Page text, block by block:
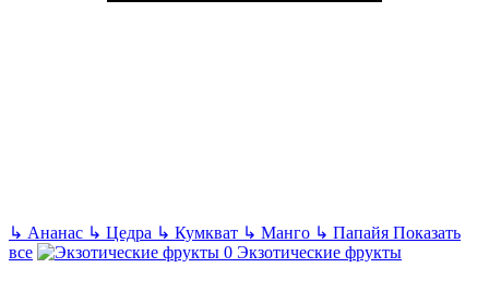
↳ Ананас ↳ Цедра ↳ Кумкват ↳ Манго ↳ Папайя Показать
все
Экзотические фрукты